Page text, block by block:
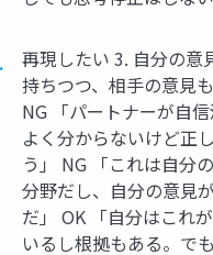
再現したい 3. 自分の意
持ちつつ、相手の意見
NG 「パートナーが自信
よく分からないけど正
う」 NG 「これは自分
分野だし、自分の意見
だ」 OK 「自分はこれ
いるし根拠もある。で